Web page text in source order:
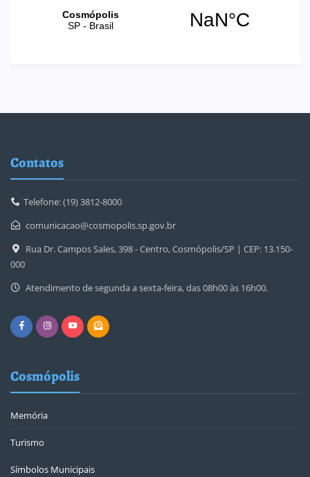
Contatos
Telefone: (19) 3812-8000
comunicacao@cosmopolis.sp.gov.br
Rua Dr. Campos Sales, 398 - Centro, Cosmópolis/SP | CEP: 13.150-
000
Atendimento de segunda a sexta-feira, das 08h00 às 16h00.
Cosmópolis
Memória
Turismo
Símbolos Municipais